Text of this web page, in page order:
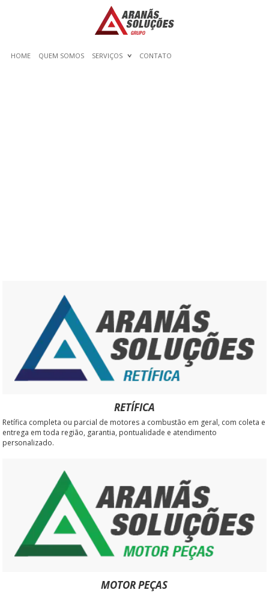
HOME QUEM SOMOS SERVIÇOS CONTATO
RETÍFICA
Retífica completa ou parcial de motores a combustão em geral, com coleta e
entrega em toda região, garantia, pontualidade e atendimento
personalizado.
MOTOR PEÇAS